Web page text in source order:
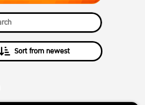
Sort from newest